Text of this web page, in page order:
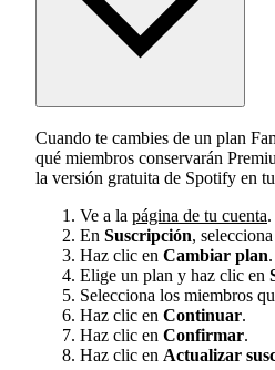
Cuando te cambies de un plan
qué miembros conservarán
la versión gratuita de Spotify en
Ve a la página de tu cuenta.
En Suscripción, selecciona
Haz clic en Cambiar plan.
Elige un plan y haz clic en
Selecciona los miembros
Haz clic en Continuar.
Haz clic en Confirmar.
Haz clic en Actualizar